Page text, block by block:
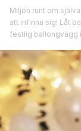
Miljön runt om
att infinna sig! Låt
festlig ballongvägg